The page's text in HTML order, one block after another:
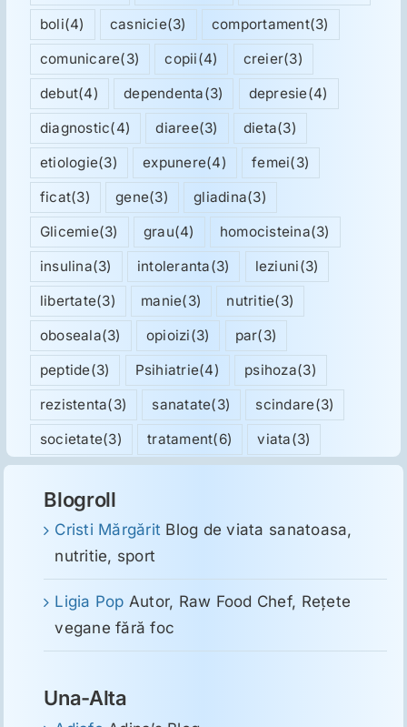
boli(4) casnicie(3) comportament(3)
comunicare(3) copii(4) creier(3)
debut(4) dependenta(3) depresie(4)
diagnostic(4) diaree(3) dieta(3)
etiologie(3) expunere(4) femei(3)
ficat(3) gene(3) gliadina(3)
Glicemie(3) grau(4) homocisteina(3)
insulina(3) intoleranta(3) leziuni(3)
libertate(3) manie(3) nutritie(3)
oboseala(3) opioizi(3) par(3)
peptide(3) Psihiatrie(4) psihoza(3)
rezistenta(3) sanatate(3) scindare(3)
societate(3) tratament(6) viata(3)
Blogroll
Cristi Mărgărit Blog de viata sanatoasa,
nutritie, sport
Ligia Pop Autor, Raw Food Chef, Reţete
vegane fără foc
Una-Alta